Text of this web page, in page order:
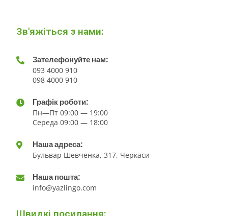
Зв'яжіться з нами:
Зателефонуйте нам:
093 4000 910
098 4000 910
Графік роботи:
Пн—Пт 09:00 — 19:00
Середа 09:00 — 18:00
Наша адреса:
Бульвар Шевченка, 317, Черкаси
Наша пошта:
info@yazlingo.com
Швидкі посилання: